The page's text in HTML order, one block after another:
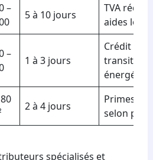
–
5 à 10 jours
TVA
aides
–
1 à 3 jours
Crédit
transition
2 à 4 jours
Primes
selon
spécialisés et